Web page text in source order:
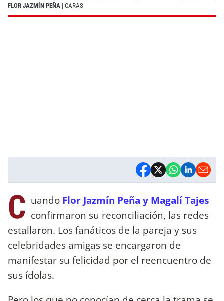
FLOR JAZMÍN PEÑA | CARAS
C uando Flor Jazmín Peña y Magalí Tajes
confirmaron su reconciliación, las redes
estallaron. Los fanáticos de la pareja y sus
celebridades amigas se encargaron de
manifestar su felicidad por el reencuentro de
sus ídolas.